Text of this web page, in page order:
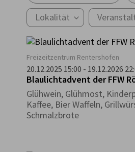
Lokalität
Freizeitzentrum Rentershofen
20.12.2025 15:00 - 19.12.2026
Blaulichtadvent der FFW
Glühwein, Glühmost,
Kaffee, Bier Waffeln,
Schmalzbrote